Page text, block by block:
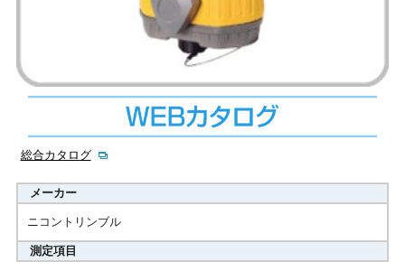
総合カタログ
メーカー
ニコントリンブル
測定項目